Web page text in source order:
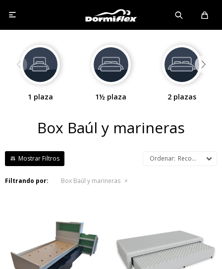

1 plaza 1½ plaza 2 plazas
Box Baúl y marineras
Recomendados
Filtrando por: Box Baúl y marineras
Cama Sky, laminada en
melaminico, linea minimal,
con marinera, pieza única
90x190.
Adaptable a los Espacios,
brindando un toque de
Diseño.